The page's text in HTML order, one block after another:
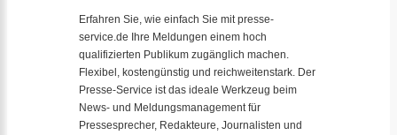
Erfahren Sie, wie einfach Sie mit presse-
service.de Ihre Meldungen einem hoch
qualifizierten Publikum zugänglich machen.
Flexibel, kostengünstig und reichweitenstark. Der
Presse-Service ist das ideale Werkzeug beim
News- und Meldungsmanagement für
Pressesprecher, Redakteure, Journalisten und